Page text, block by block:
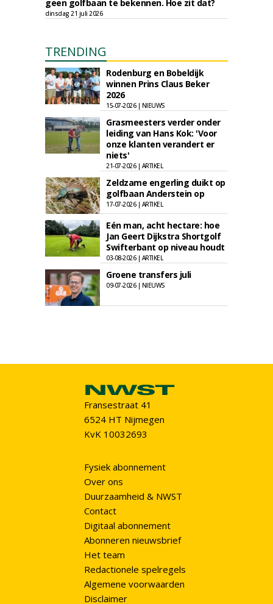
geen golfbaan te bekennen. Hoe zit dat?
dinsdag 21 juli 2026
TRENDING
Rodenburg en Bobeldijk
winnen Prins Claus Beker
2026
15-07-2026 | NIEUWS
Grasmeesters verder onder
leiding van Hans Kok: 'Voor
onze klanten verandert er
niets'
21-07-2026 | ARTIKEL
Zeldzame engerling duikt op
golfbaan Anderstein op
17-07-2026 | ARTIKEL
Eén man, acht hectare: hoe
Jan Geert Dijkstra Shortgolf
Swifterbant op niveau houdt
03-08-2026 | ARTIKEL
Groene transfers juli
09-07-2026 | NIEUWS
Fransestraat 41
6524 HT Nijmegen
KvK 10032693
Fysiek abonnement
Over ons
Duurzaamheid & NWST
Contact
Digitaal abonnement
Abonneren nieuwsbrief
Het team
Redactionele spelregels
Algemene voorwaarden
Disclaimer